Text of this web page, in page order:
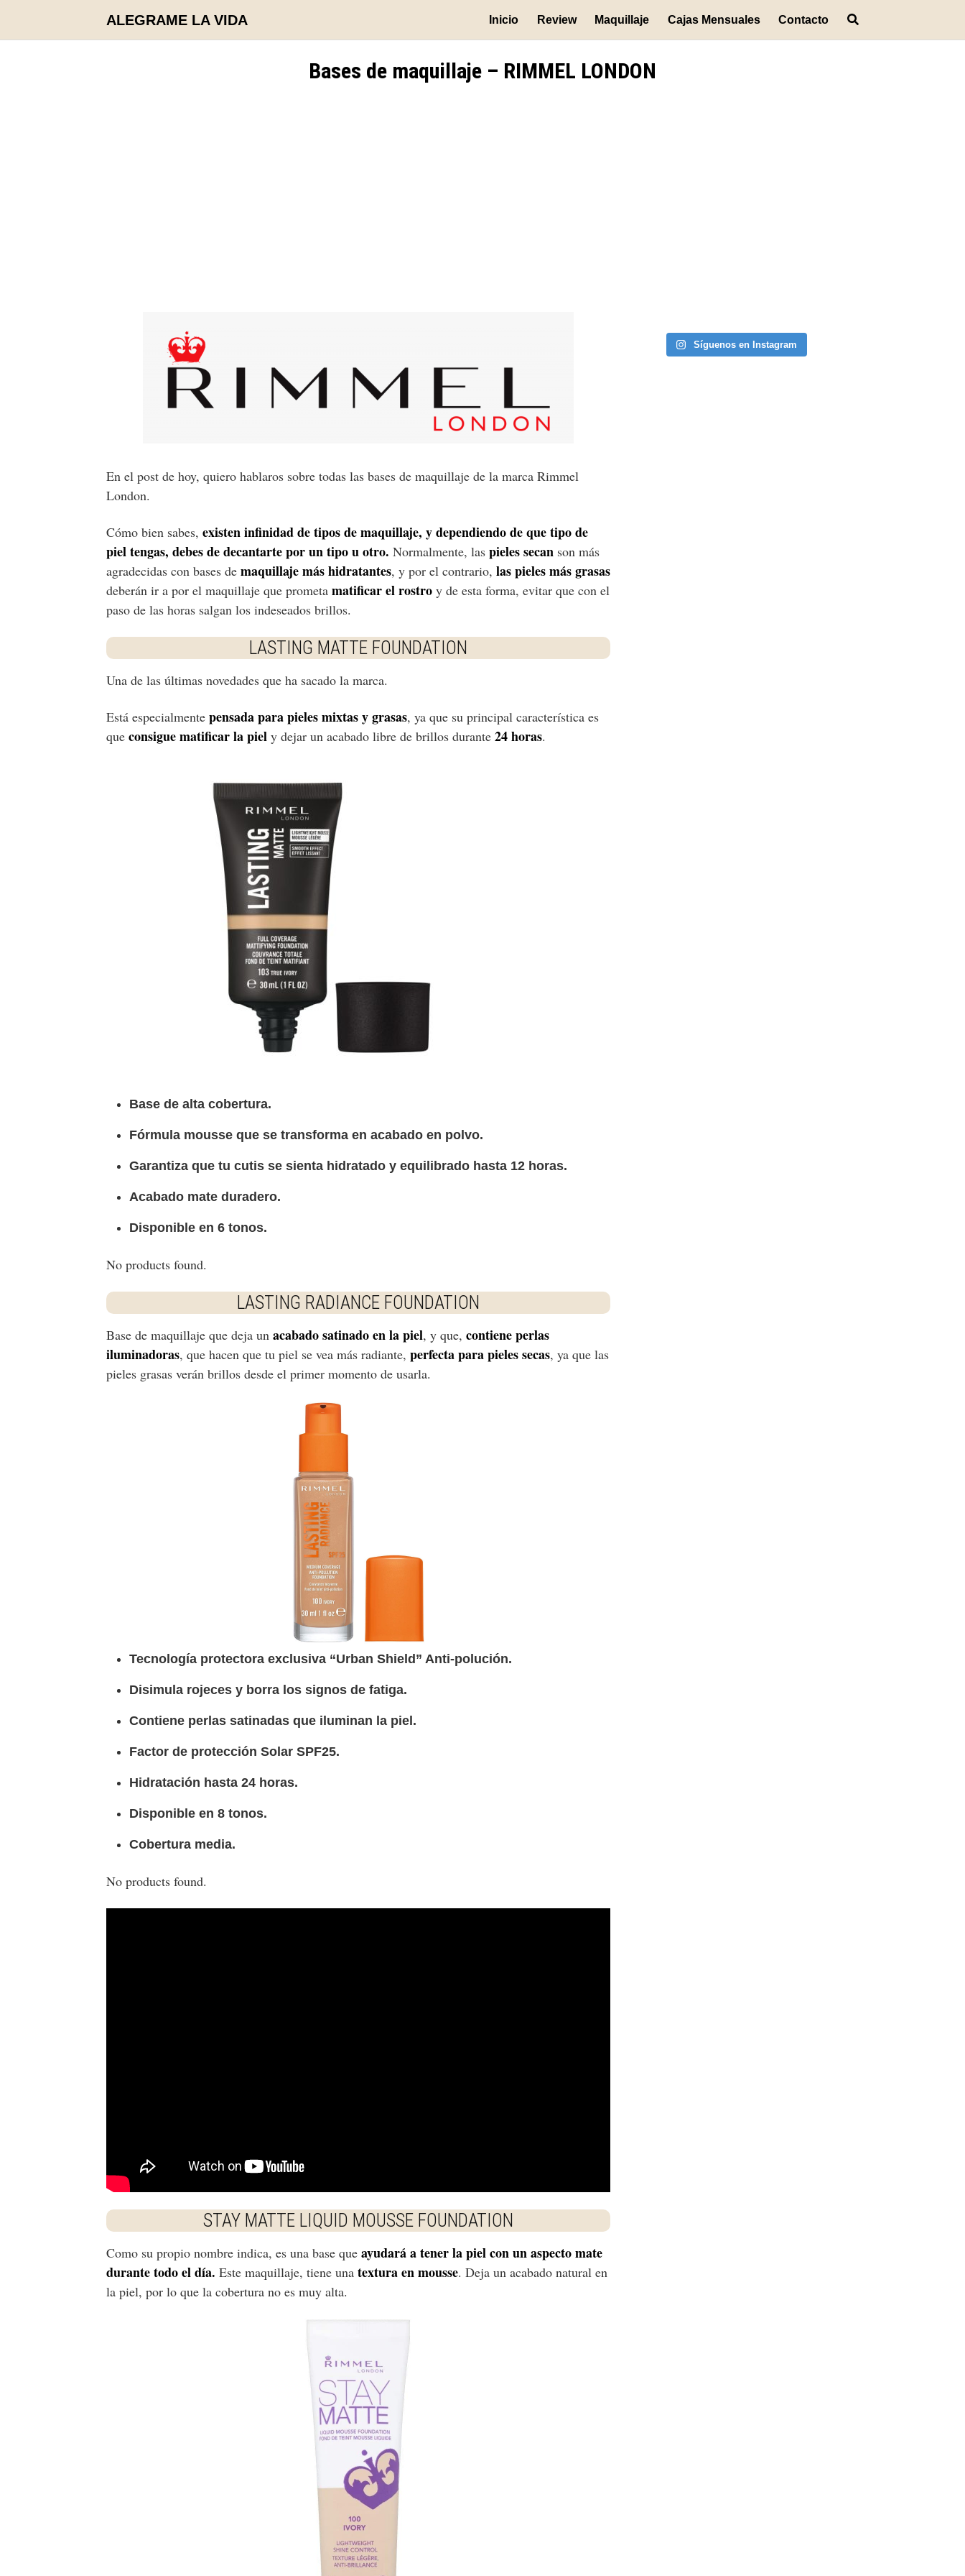
contenido
ALEGRAME LA VIDA Inicio Review Maquillaje Cajas Mensuales Contacto
Bases de maquillaje – RIMMEL LONDON
En el post de hoy, quiero hablaros sobre todas las bases de maquillaje de la marca Rimmel
London.
Cómo bien sabes, existen infinidad de tipos de maquillaje, y dependiendo de que tipo de
piel tengas, debes de decantarte por un tipo u otro. Normalmente, las pieles secan son más
agradecidas con bases de maquillaje más hidratantes, y por el contrario, las pieles más grasas
deberán ir a por el maquillaje que prometa matificar el rostro y de esta forma, evitar que con el
paso de las horas salgan los indeseados brillos.
LASTING MATTE FOUNDATION
Una de las últimas novedades que ha sacado la marca.
Está especialmente pensada para pieles mixtas y grasas, ya que su principal característica es
que consigue matificar la piel y dejar un acabado libre de brillos durante 24 horas.
Base de alta cobertura.
Fórmula mousse que se transforma en acabado en polvo.
Garantiza que tu cutis se sienta hidratado y equilibrado hasta 12 horas.
Acabado mate duradero.
Disponible en 6 tonos.
No products found.
LASTING RADIANCE FOUNDATION
Base de maquillaje que deja un acabado satinado en la piel, y que, contiene perlas
iluminadoras, que hacen que tu piel se vea más radiante, perfecta para pieles secas, ya que las
pieles grasas verán brillos desde el primer momento de usarla.
Tecnología protectora exclusiva “Urban Shield” Anti-polución.
Disimula rojeces y borra los signos de fatiga.
Contiene perlas satinadas que iluminan la piel.
Factor de protección Solar SPF25.
Hidratación hasta 24 horas.
Disponible en 8 tonos.
Cobertura media.
No products found.
STAY MATTE LIQUID MOUSSE FOUNDATION
Como su propio nombre indica, es una base que ayudará a tener la piel con un aspecto mate
durante todo el día. Este maquillaje, tiene una textura en mousse. Deja un acabado natural en
la piel, por lo que la cobertura no es muy alta.
Síguenos en Instagram